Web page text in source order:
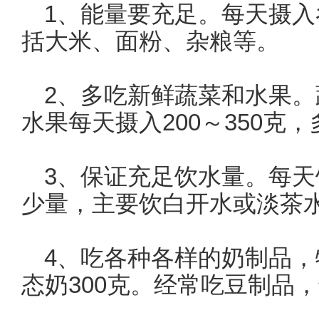
1、能量要充足。每天摄
括大米、面粉、杂粮等。
2、多吃新鲜蔬菜和水果
水果每天摄入200～350克
3、保证充足饮水量。每
少量，主要饮白开水或淡茶
4、吃各种各样的奶制品
态奶300克。经常吃豆制品